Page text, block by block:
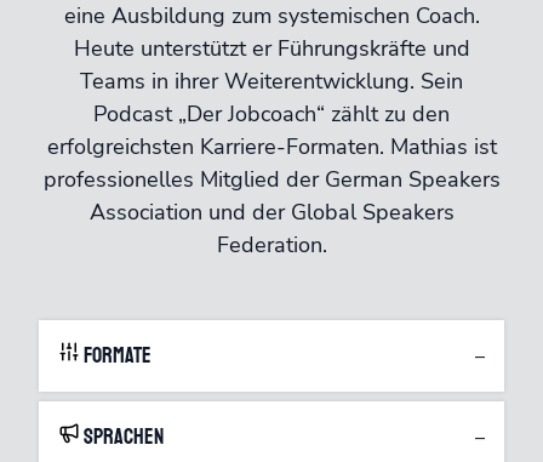
eine Ausbildung zum systemischen Coach.
Heute unterstützt er Führungskräfte und
Teams in ihrer Weiterentwicklung. Sein
Podcast „Der Jobcoach“ zählt zu den
erfolgreichsten Karriere-Formaten. Mathias ist
professionelles Mitglied der German Speakers
Association und der Global Speakers
Federation.
Formate –
Sprachen –